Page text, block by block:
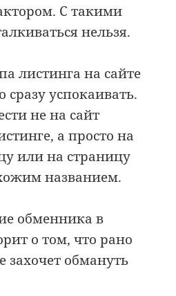
С такими
нельзя.
листинга на сайте
успокаивать.
не на сайт
а просто на
или на страницу
названием.
обменника в
о том, что рано
захочет обмануть